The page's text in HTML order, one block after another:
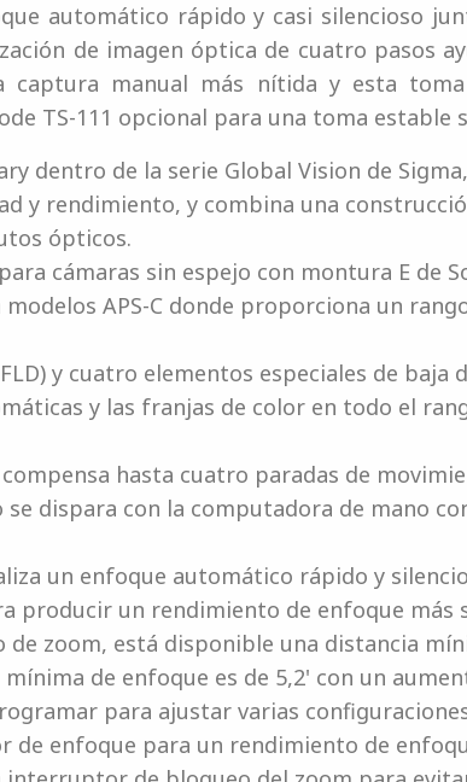
automático rápido y casi silencioso
de imagen óptica de cuatro pasos
captura manual más nítida y esta
TS-111 opcional para una toma estable
dentro de la serie Global Vision de
y rendimiento, y combina una
ópticos.
cámaras sin espejo con montura E de
APS-C donde proporciona un
y cuatro elementos especiales de baja
y las franjas de color en todo el
hasta cuatro paradas de
dispara con la computadora de mano
un enfoque automático rápido y
producir un rendimiento de enfoque más
de zoom, está disponible una distancia
de enfoque es de 5,2' con un
para ajustar varias
enfoque para un rendimiento de